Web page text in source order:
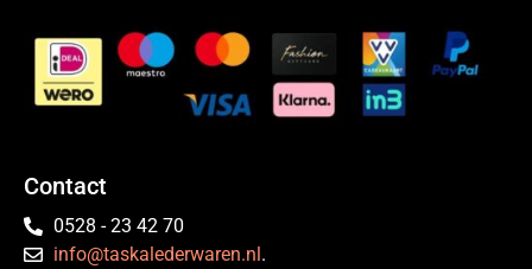
Contact
0528 - 23 42 70
info@taskalederwaren.nl.